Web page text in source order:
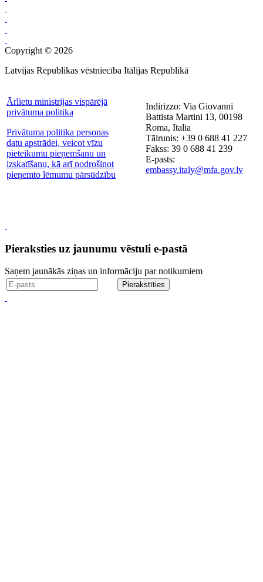
Copyright © 2026
Latvijas Republikas vēstniecība Itālijas Republikā
Ārlietu ministrijas vispārējā
privātuma politika
Privātuma politika personas
datu apstrādei, veicot vīzu
pieteikumu pieņemšanu un
izskatīšanu, kā arī nodrošinot
pieņemto lēmumu pārsūdzību
Indirizzo: Via Giovanni
Battista Martini 13, 00198
Roma, Italia
Tālrunis: +39 0 688 41 227
Fakss: 39 0 688 41 239
E-pasts:
embassy.italy@mfa.gov.lv
Pieraksties uz jaunumu vēstuli e-pastā
Saņem jaunākās ziņas un informāciju par notikumiem